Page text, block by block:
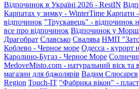
Відпочинок в Україні 2026 - RestIN
Карпатах у зимку - WinterTime Карпати
відпочинок "Трускавець" - відпочинок
все про відпочинок Відпочинок у
Драгобрат Славсько Свалява НМП
Коблево - Черное море Одесса - курорт
Каролино-Бугаз - Черное Море
MedoveMisto.com - натуральний віск та
магазин для бджолярів Вадим Слюсарєв
Region Touch-IT "Фабрика вікон" -